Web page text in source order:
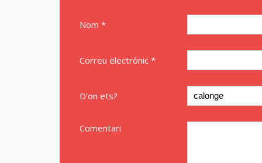
Nom *
Correu electrònic *
D'on ets?
Comentari